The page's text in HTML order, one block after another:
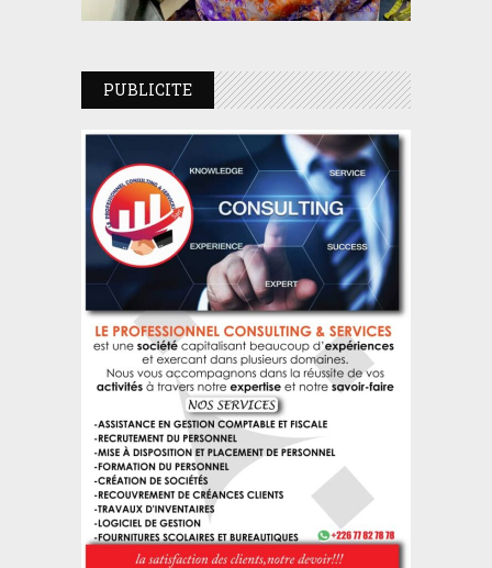
PUBLICITE